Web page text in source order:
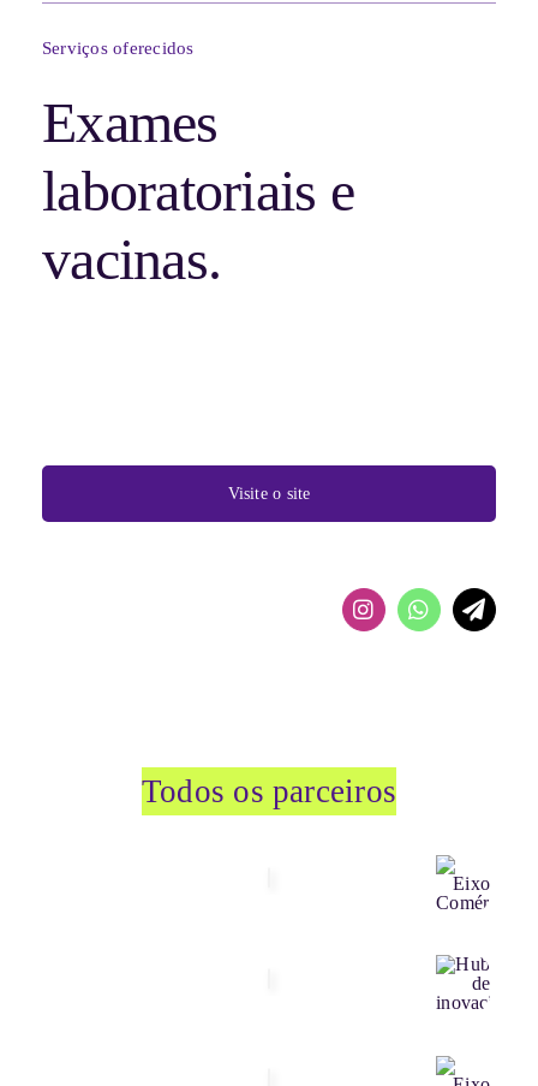
Serviços oferecidos
Exames
laboratoriais e
vacinas.
Visite o site
Todos os parceiros